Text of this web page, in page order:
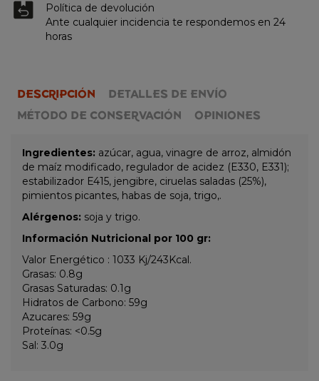
Política de devolución
Ante cualquier incidencia te respondemos en 24
horas
DESCRIPCIÓN
DETALLES DE ENVÍO
MÉTODO DE CONSERVACIÓN
OPINIONES
Ingredientes: azúcar, agua, vinagre de arroz, almidón
de maíz modificado, regulador de acidez (E330, E331);
estabilizador E415, jengibre, ciruelas saladas (25%),
pimientos picantes, habas de soja, trigo,.
Alérgenos: soja y trigo.
Información Nutricional por 100 gr:
Valor Energético : 1033 Kj/243Kcal.
Grasas: 0.8g
Grasas Saturadas: 0.1g
Hidratos de Carbono: 59g
Azucares: 59g
Proteínas: <0.5g
Sal: 3.0g